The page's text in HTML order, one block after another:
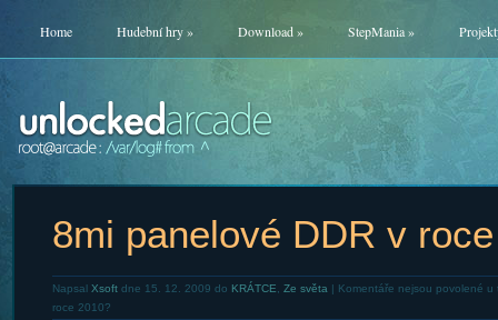
Home Hudební hry» Download» StepMania»
8mi panelové DDR v
Napsal Xsoftdne 15. 12. 2009 do KRÁTCE Ze světa | Komentáře nejsou povolené u
roce 2010?